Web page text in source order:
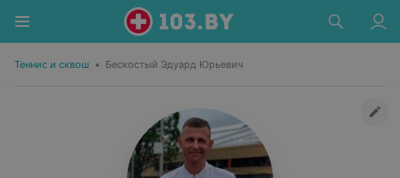
Теннис и сквош • Бескостый Эдуард Юрьевич